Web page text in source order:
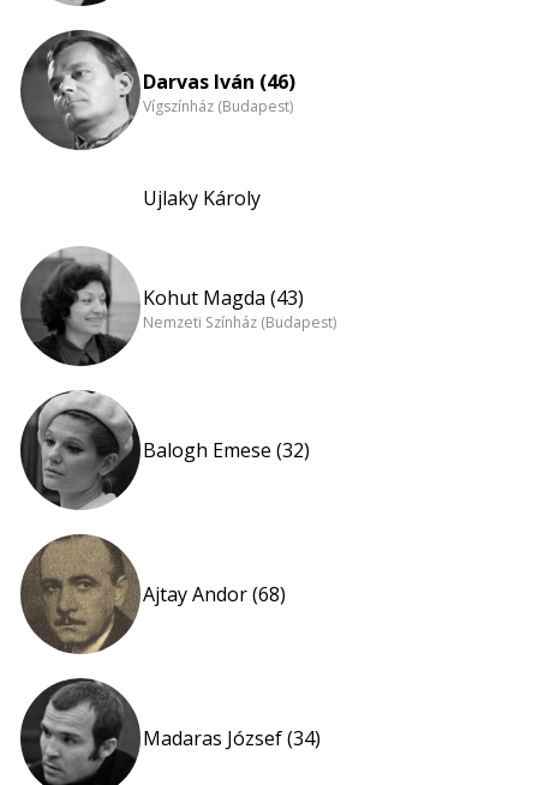
Darvas Iván (46)
Vígszínház (Budapest)
Ujlaky Károly
Kohut Magda (43)
Nemzeti Színház (Budapest)
Balogh Emese (32)
Ajtay Andor (68)
Madaras József (34)